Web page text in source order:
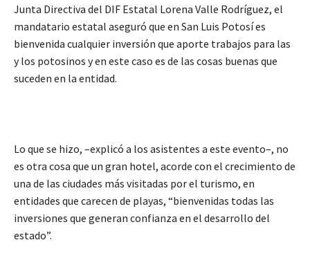
Junta Directiva del DIF Estatal Lorena Valle Rodríguez, el
mandatario estatal aseguró que en San Luis Potosí es
bienvenida cualquier inversión que aporte trabajos para las
y los potosinos y en este caso es de las cosas buenas que
suceden en la entidad.
Lo que se hizo, –explicó a los asistentes a este evento–, no
es otra cosa que un gran hotel, acorde con el crecimiento de
una de las ciudades más visitadas por el turismo, en
entidades que carecen de playas, “bienvenidas todas las
inversiones que generan confianza en el desarrollo del
estado”.